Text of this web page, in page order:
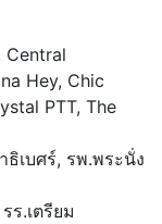
Central
Hey, Chic
PTT, The
เบศร์, รพ.พระนั่ง
ร.เตรียม